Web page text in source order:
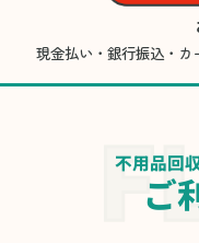
現金払い・銀行振込・カ
不用品回
ご